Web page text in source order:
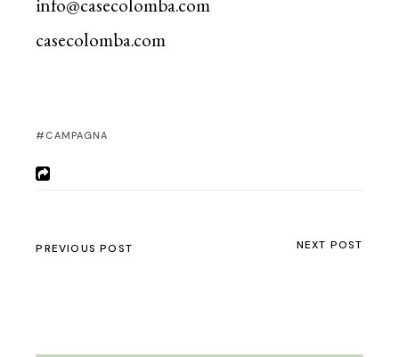
casecolomba.com
CAMPAGNA
PREVIOUS POST NEXT POST